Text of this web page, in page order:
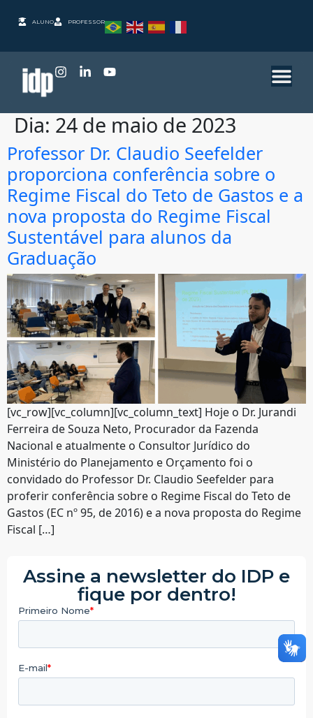
ALUNO PROFESSOR
Dia: 24 de maio de 2023
Professor Dr. Claudio Seefelder
proporciona conferência sobre o
Regime Fiscal do Teto de Gastos e a
nova proposta do Regime Fiscal
Sustentável para alunos da
Graduação
[vc_row][vc_column][vc_column_text] Hoje o Dr. Jurandi
Ferreira de Souza Neto, Procurador da Fazenda
Nacional e atualmente o Consultor Jurídico do
Ministério do Planejamento e Orçamento foi o
convidado do Professor Dr. Claudio Seefelder para
proferir conferência sobre o Regime Fiscal do Teto de
Gastos (EC nº 95, de 2016) e a nova proposta do Regime
Fiscal […]
Assine a newsletter do IDP e
fique por dentro!